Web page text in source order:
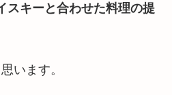
スキーと合わせた料理の提
います。